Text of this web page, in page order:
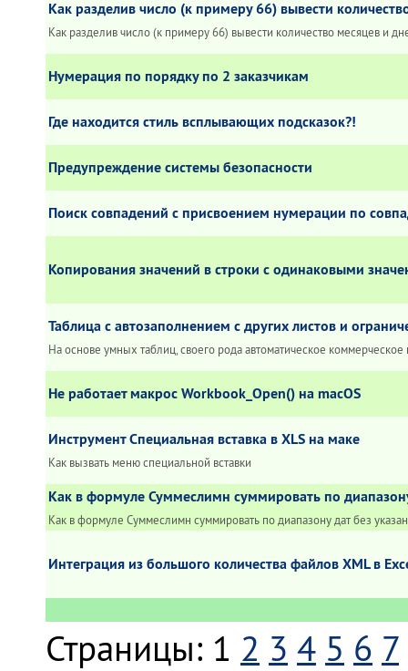
Как разделив число (к примеру 66) вывести
Как разделив число (к примеру 66) вывести количество месяцев и
Нумерация по порядку по 2 заказчикам
Где находится стиль всплывающих подсказок?!
Предупреждение системы безопасности
Поиск совпадений с присвоением нумерации по
Копирования значений в строки с одинаковыми
Таблица с автозаполнением с других листов и
На основе умных таблиц, своего рода автоматическое
Не работает макрос Workbook_Open() на macOS
Инструмент Специальная вставка в XLS на маке
Как вызвать меню специальной вставки
Как в формуле Суммеслимн суммировать по
Как в формуле Суммеслимн суммировать по диапазону дат без
Интеграция из большого количества файлов XML в
Страницы: 1 2 3 4 5 6 7